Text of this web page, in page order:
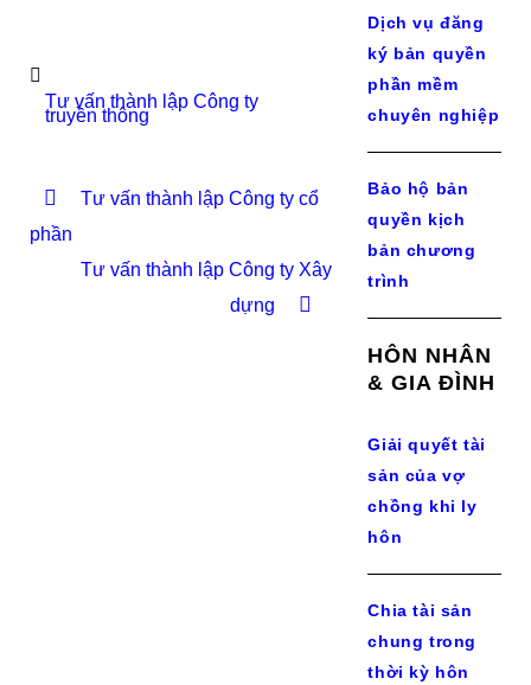
Tư vấn thành lập Công ty
truyền thông
Tư vấn thành lập Công ty cổ
phần
Tư vấn thành lập Công ty Xây
dựng
Dịch vụ đăng
ký bản quyền
phần mềm
chuyên nghiệp
Bảo hộ bản
quyền kịch
bản chương
trình
HÔN NHÂN
& GIA ĐÌNH
Giải quyết tài
sản của vợ
chồng khi ly
hôn
Chia tài sản
chung trong
thời kỳ hôn